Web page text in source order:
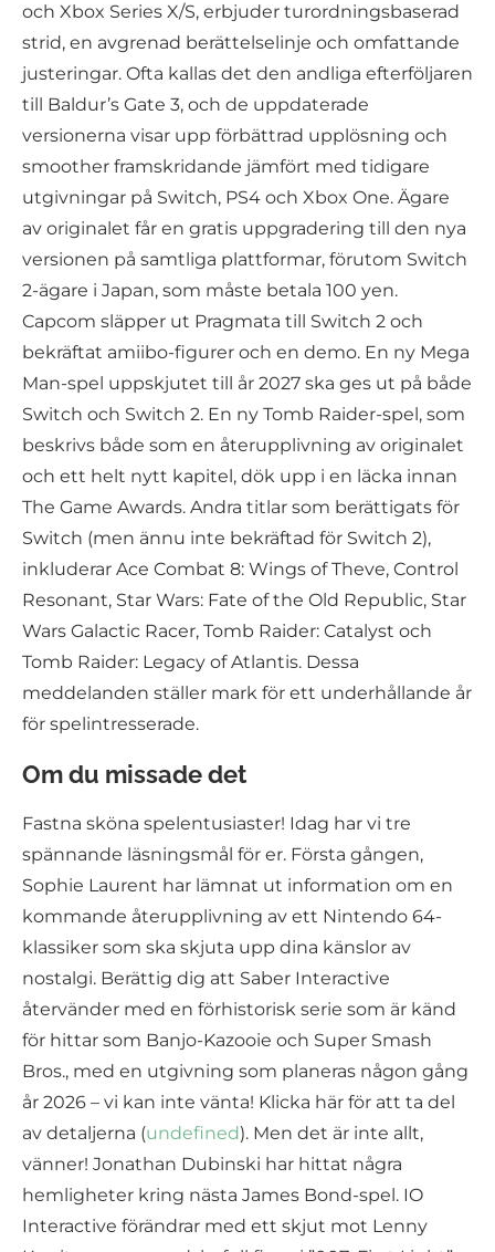
och Xbox Series X/S, erbjuder turordningsbaserad
strid, en avgrenad berättelselinje och omfattande
justeringar. Ofta kallas det den andliga efterföljaren
till Baldur’s Gate 3, och de uppdaterade
versionerna visar upp förbättrad upplösning och
smoother framskridande jämfört med tidigare
utgivningar på Switch, PS4 och Xbox One. Ägare
av originalet får en gratis uppgradering till den nya
versionen på samtliga plattformar, förutom Switch
2-ägare i Japan, som måste betala 100 yen.
Capcom släpper ut Pragmata till Switch 2 och
bekräftat amiibo-figurer och en demo. En ny Mega
Man-spel uppskjutet till år 2027 ska ges ut på både
Switch och Switch 2. En ny Tomb Raider-spel, som
beskrivs både som en återupplivning av originalet
och ett helt nytt kapitel, dök upp i en läcka innan
The Game Awards. Andra titlar som berättigats för
Switch (men ännu inte bekräftad för Switch 2),
inkluderar Ace Combat 8: Wings of Theve, Control
Resonant, Star Wars: Fate of the Old Republic, Star
Wars Galactic Racer, Tomb Raider: Catalyst och
Tomb Raider: Legacy of Atlantis. Dessa
meddelanden ställer mark för ett underhållande år
för spelintresserade.
Om du missade det
Fastna sköna spelentusiaster! Idag har vi tre
spännande läsningsmål för er. Första gången,
Sophie Laurent har lämnat ut information om en
kommande återupplivning av ett Nintendo 64-
klassiker som ska skjuta upp dina känslor av
nostalgi. Berättig dig att Saber Interactive
återvänder med en förhistorisk serie som är känd
för hittar som Banjo-Kazooie och Super Smash
Bros., med en utgivning som planeras någon gång
år 2026 – vi kan inte vänta! Klicka här för att ta del
av detaljerna (undefined). Men det är inte allt,
vänner! Jonathan Dubinski har hittat några
hemligheter kring nästa James Bond-spel. IO
Interactive förändrar med ett skjut mot Lenny